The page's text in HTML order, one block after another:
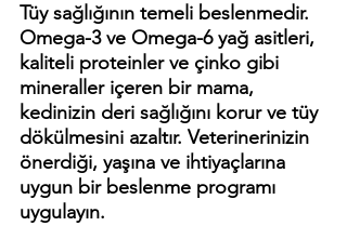
Tüy sağlığının temeli beslenmedir.
Omega-3 ve Omega-6 yağ asitleri,
kaliteli proteinler ve çinko gibi
mineraller içeren bir mama,
kedinizin deri sağlığını korur ve tüy
dökülmesini azaltır. Veterinerinizin
önerdiği, yaşına ve ihtiyaçlarına
uygun bir beslenme programı
uygulayın.